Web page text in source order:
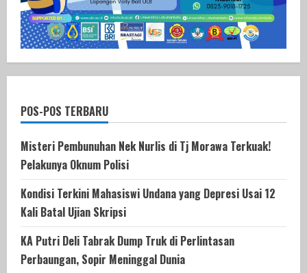
POS-POS TERBARU
Misteri Pembunuhan Nek Nurlis di Tj Morawa Terkuak!
Pelakunya Oknum Polisi
Kondisi Terkini Mahasiswi Undana yang Depresi Usai 12
Kali Batal Ujian Skripsi
KA Putri Deli Tabrak Dump Truk di Perlintasan
Perbaungan, Sopir Meninggal Dunia